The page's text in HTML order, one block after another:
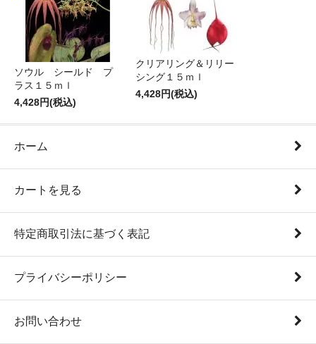
ソウル シールド プ
ラス１５ｍｌ
4,428円(税込)
クリアリング＆リリー
シング１５ｍｌ
4,428円(税込)
ホーム
カートを見る
特定商取引法に基づく表記
プライバシーポリシー
お問い合わせ